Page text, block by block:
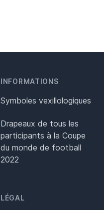
INFORMATIONS
Symboles vexillologiques
Drapeaux de tous les
participants à la Coupe
du monde de football
2022
LÉGAL